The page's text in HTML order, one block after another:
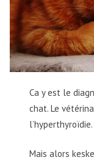
Ca y est le
chat. Le
l’hyperthyroïdie.
Mais alors